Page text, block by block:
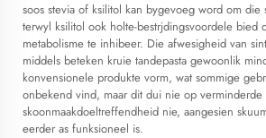
soos stevia of ksilitol kan bygevoeg word om die
terwyl ksilitol ook holte-bestrjdingsvoordele bied
metabolisme te inhibeer. Die afwesigheid van
middels beteken kruie tandepasta gewoonlik
konvensionele produkte vorm, wat sommige
onbekend vind, maar dit dui nie op verminderde
skoonmaakdoeltreffendheid nie, aangesien
eerder as funksioneel is.